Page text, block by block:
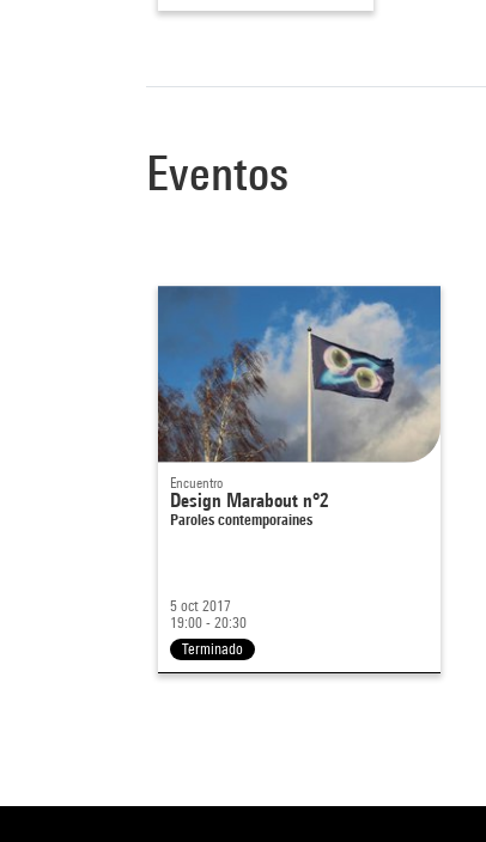
Eventos
Encuentro
Design Marabout n°2
Paroles contemporaines
5 oct 2017
19:00 - 20:30
Terminado